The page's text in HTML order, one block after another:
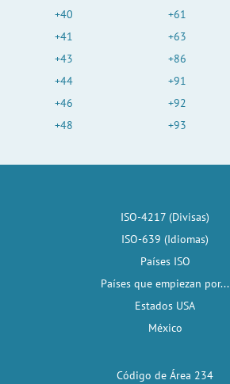
+40
+41
+43
+44
+46
+48
+61
+63
+86
+91
+92
+93
ISO-4217 (Divisas)
ISO-639 (Idiomas)
Países ISO
Países que empiezan por...
Estados USA
México
Código de Área 234